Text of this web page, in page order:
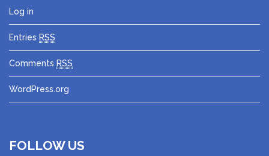
Log in
Entries RSS
Comments RSS
WordPress.org
FOLLOW US